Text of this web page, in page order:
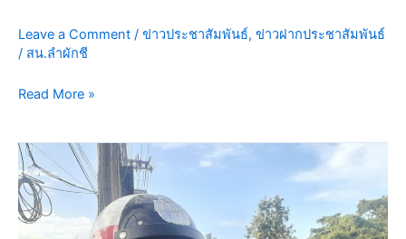
Leave a Comment / ข่าวประชาสัมพันธ์, ข่าวฝากประชาสัมพันธ์
/ สน.ลำผักชี
เห
ตุฯ
ปั๊ม
ปตท.
ถนน
สุ
วิ
นท
Read More »
วัน
นี้
16
ก.ค.69